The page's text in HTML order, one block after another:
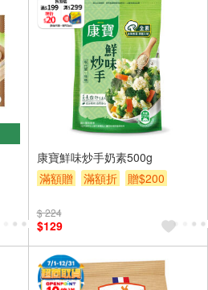
康寶鮮味炒手奶素500g
滿額贈
滿額折 贈$200
$ 224
$129